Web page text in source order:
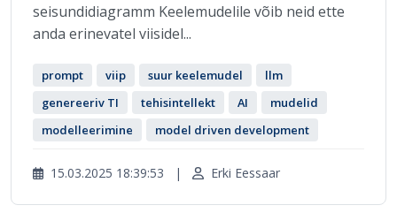
seisundidiagramm Keelemudelile võib neid ette
anda erinevatel viisidel...
prompt viip suur keelemudel
llm
genereeriv TI
tehisintellekt AI
mudelid
modelleerimine
model driven development
15.03.2025 18:39:53 | Erki Eessaar